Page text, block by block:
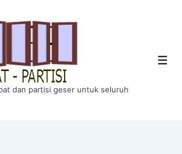
dan partisi geser untuk seluruh